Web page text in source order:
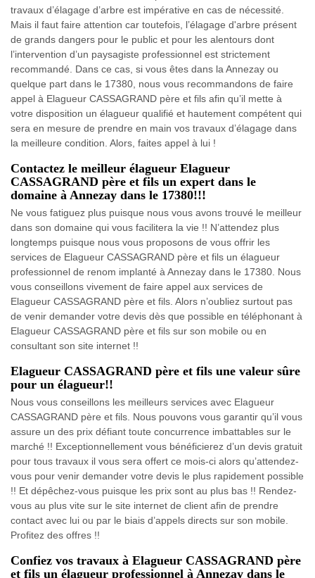
travaux d’élagage d’arbre est impérative en cas de nécessité.
Mais il faut faire attention car toutefois, l’élagage d'arbre présent
de grands dangers pour le public et pour les alentours dont
l’intervention d’un paysagiste professionnel est strictement
recommandé. Dans ce cas, si vous êtes dans la Annezay ou
quelque part dans le 17380, nous vous recommandons de faire
appel à Elagueur CASSAGRAND père et fils afin qu’il mette à
votre disposition un élagueur qualifié et hautement compétent qui
sera en mesure de prendre en main vos travaux d’élagage dans
la meilleure condition. Alors, faites appel à lui !
Contactez le meilleur élagueur Elagueur
CASSAGRAND père et fils un expert dans le
domaine à Annezay dans le 17380!!!
Ne vous fatiguez plus puisque nous vous avons trouvé le meilleur
dans son domaine qui vous facilitera la vie !! N’attendez plus
longtemps puisque nous vous proposons de vous offrir les
services de Elagueur CASSAGRAND père et fils un élagueur
professionnel de renom implanté à Annezay dans le 17380. Nous
vous conseillons vivement de faire appel aux services de
Elagueur CASSAGRAND père et fils. Alors n’oubliez surtout pas
de venir demander votre devis dès que possible en téléphonant à
Elagueur CASSAGRAND père et fils sur son mobile ou en
consultant son site internet !!
Elagueur CASSAGRAND père et fils une valeur sûre
pour un élagueur!!
Nous vous conseillons les meilleurs services avec Elagueur
CASSAGRAND père et fils. Nous pouvons vous garantir qu’il vous
assure un des prix défiant toute concurrence imbattables sur le
marché !! Exceptionnellement vous bénéficierez d’un devis gratuit
pour tous travaux il vous sera offert ce mois-ci alors qu’attendez-
vous pour venir demander votre devis le plus rapidement possible
!! Et dépêchez-vous puisque les prix sont au plus bas !! Rendez-
vous au plus vite sur le site internet de client afin de prendre
contact avec lui ou par le biais d’appels directs sur son mobile.
Profitez des offres !!
Confiez vos travaux à Elagueur CASSAGRAND père
et fils un élagueur professionnel à Annezay dans le